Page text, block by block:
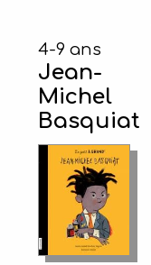
4-9 ans
Jean-
Michel
Basquiat